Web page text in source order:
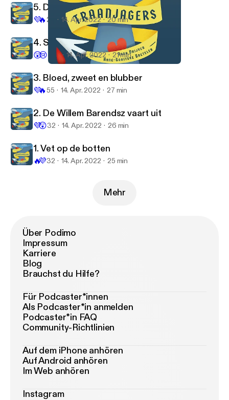
Traanjagers
5. De laatste traan
💜🔥 29 14. Apr. 2022 20 min
4. Stopvangst
😲😢 528 14. Apr. 2022 21 min
3. Bloed, zweet en blubber
💜🔥 55 14. Apr. 2022 27 min
2. De Willem Barendsz vaart uit
💜😲32 14. Apr. 2022 26 min
1. Vet op de botten
🔥💜32 14. Apr. 2022 25 min
Mehr
Über Podimo
Impressum
Karriere
Blog
Brauchst du Hilfe?
Für Podcaster*innen
Als Podcaster*in anmelden
Podcaster*in FAQ
Community-Richtlinien
Auf dem iPhone anhören
Auf Android anhören
Im Web anhören
Instagram